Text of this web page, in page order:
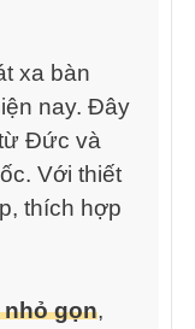
xa bàn
nay. Đây
Đức và
Với thiết
thích hợp
nhỏ gọn,